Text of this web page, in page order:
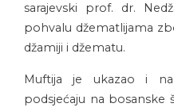
sarajevski prof. dr.
pohvalu džematlijama
džamiji i džematu.
Muftija je ukazao i
podsjećaju na